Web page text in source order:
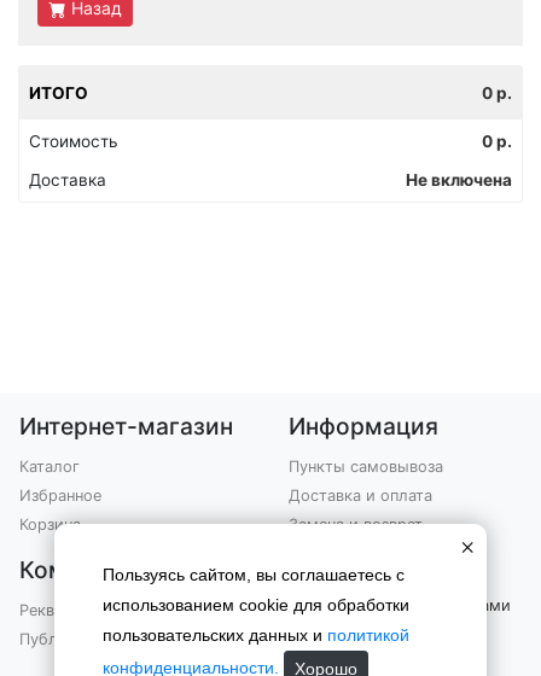
Назад
ИТОГО 0р.
Стоимость 0р.
Доставка
Не включена
Интернет-магазин
Каталог
Избранное
Корзина
Информация
Пункты самовывоза
Доставка и оплата
Замена и возврат
Компания
Реквизиты
Публичная оферта
Контакты
Вы можете связаться с нами
по телефону
+7 (903) 301-76-99
×
Пользуясь сайтом, вы соглашаетесь с
использованием cookie для обработки
пользовательских данных и политикой
конфиденциальности.
Хорошо